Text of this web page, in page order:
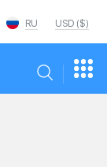
USD ($)
RU